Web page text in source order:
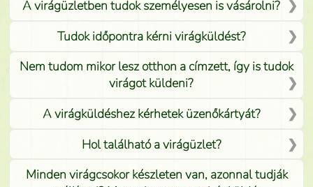
A virágüzletben tudok személyesen is vásárolni?
Tudok időpontra kérni virágküldést?
Nem tudom mikor lesz otthon a címzett, így is tudok
virágot küldeni?
A virágküldéshez kérhetek üzenőkártyát?
Hol található a virágüzlet?
Minden virágcsokor készleten van, azonnal tudják